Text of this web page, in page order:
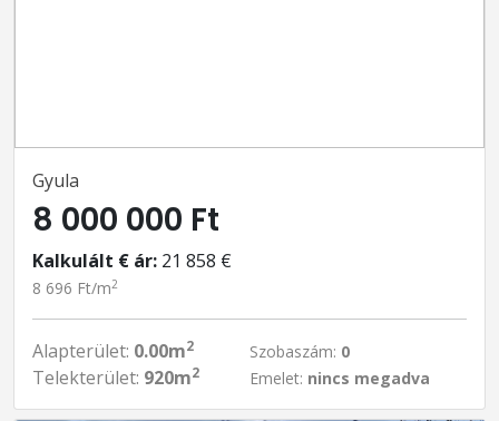
Gyula
8 000 000 Ft
Kalkulált € ár: 21 858 €
8 696 Ft/m2
Alapterület: 0.00m2
Telekterület: 920m2
Szobaszám: 0
Emelet: nincs megadva